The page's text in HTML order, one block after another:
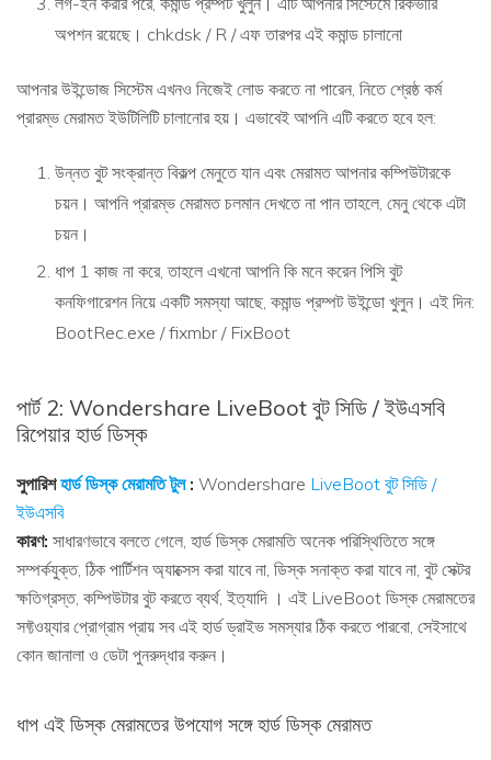
অপশন রয়েছে। chkdsk / R / এফ তারপর এই কমান্ড চালানো
আপনার উইন্ডোজ সিস্টেম এখনও নিজেই লোড করতে না পারেন, নিতে শ্রেষ্ঠ কর্ম
প্রারম্ভ মেরামত ইউটিলিটি চালানোর হয়। এভাবেই আপনি এটি করতে হবে হল:
উন্নত বুট সংক্রান্ত বিকল্প মেনুতে যান এবং মেরামত আপনার কম্পিউটারকে
চয়ন। আপনি প্রারম্ভ মেরামত চলমান দেখতে না পান তাহলে, মেনু থেকে এটা
চয়ন।
ধাপ 1 কাজ না করে, তাহলে এখনো আপনি কি মনে করেন পিসি বুট
কনফিগারেশন নিয়ে একটি সমস্যা আছে, কমান্ড প্রম্পট উইন্ডো খুলুন। এই দিন:
BootRec.exe / fixmbr / FixBoot
পার্ট 2: Wondershare LiveBoot বুট সিডি / ইউএসবি
রিপেয়ার হার্ড ডিস্ক
সুপারিশহার্ড ডিস্ক মেরামতি টুল: Wondershare LiveBoot বুট সিডি /
ইউএসবি
কারণ: সাধারণভাবে বলতে গেলে, হার্ড ডিস্ক মেরামতি অনেক পরিস্থিতিতে সঙ্গে
সম্পর্কযুক্ত, ঠিক পার্টিশন অ্যাক্সেস করা যাবে না, ডিস্ক সনাক্ত করা যাবে না, বুট সেক্টর
ক্ষতিগ্রস্ত, কম্পিউটার বুট করতে ব্যর্থ, ইত্যাদি । এই LiveBoot ডিস্ক মেরামতের
সফ্টওয়্যার প্রোগ্রাম প্রায় সব এই হার্ড ড্রাইভ সমস্যার ঠিক করতে পারবো, সেইসাথে
কোন জানালা ও ডেটা পুনরুদ্ধার করুন।
ধাপ এই ডিস্ক মেরামতের উপযোগ সঙ্গে হার্ড ডিস্ক মেরামত